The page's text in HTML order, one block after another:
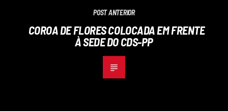
POST ANTERIOR
COROA DE FLORES COLOCADA EM FRENTE
À SEDE DO CDS-PP